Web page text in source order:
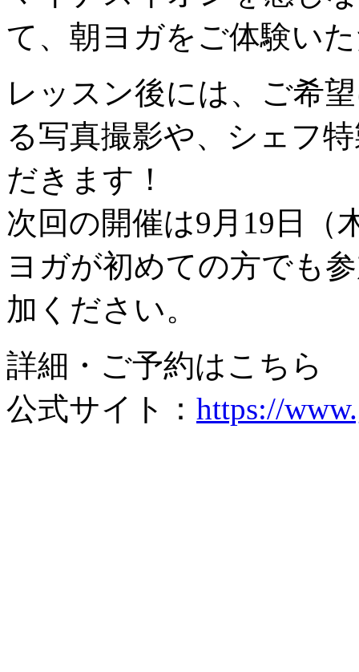
て、朝ヨガをご体験い
レッスン後には、ご希
る写真撮影や、シェフ
だきます！
次回の開催は9月19日（
ヨガが初めての方でも
加ください。
詳細・ご予約はこちら
公式サイト： https://